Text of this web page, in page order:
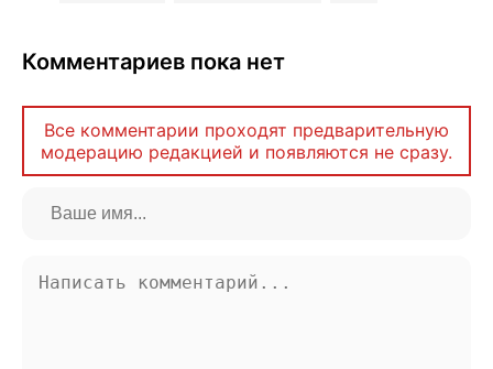
Комментариев пока нет
Все комментарии проходят предварительную
модерацию редакцией и появляются не сразу.